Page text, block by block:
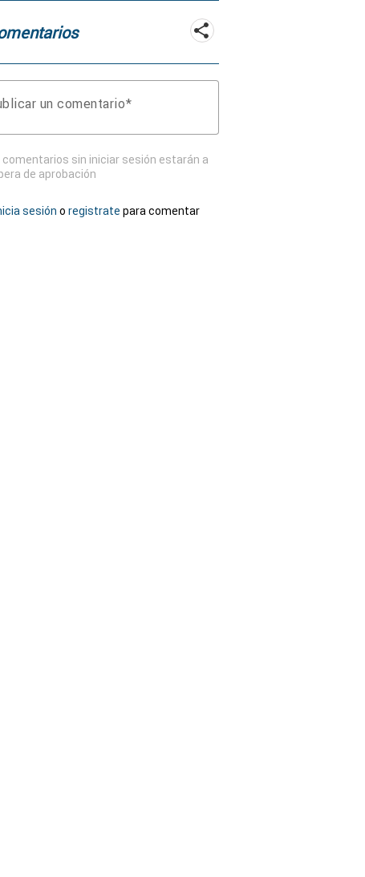
un comentario
comentarios sin iniciar sesión estarán a
de aprobación
sesión o registrate para comentar